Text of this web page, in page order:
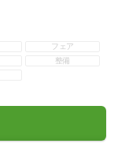
フェア
整備